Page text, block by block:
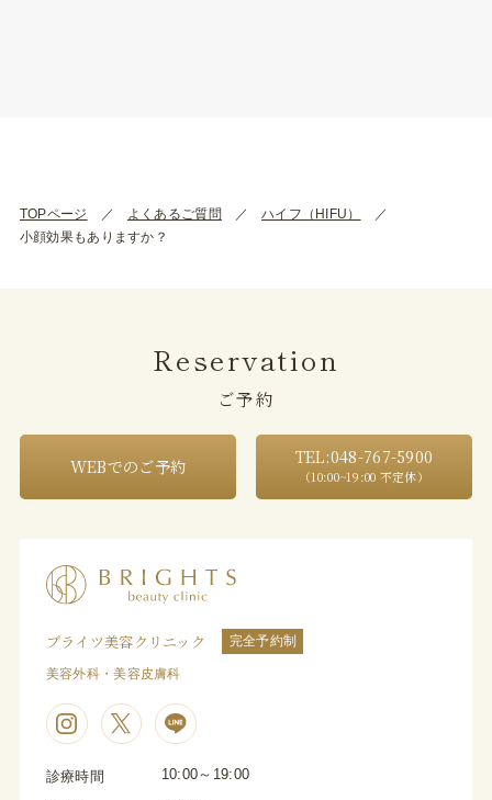
TOPページ よくあるご質問
ハイフ（HIFU）
小顔効果もありますか？
Reservation
ご予約
WEBでのご予約 TEL:048-767-5900
（10:00~19:00 不定休）
ブライツ美容クリニック 完全予約制
美容外科・美容皮膚科
診療時間 10:00～19:00